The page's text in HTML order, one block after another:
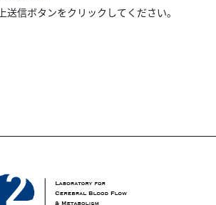
送信ボタンをクリックしてください。